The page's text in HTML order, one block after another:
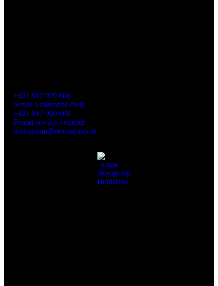
+421 917 970 600
Servis a náhradné diely
+421 917 960 600
Predaj nových vozidiel
motogroup@motogroup.sk